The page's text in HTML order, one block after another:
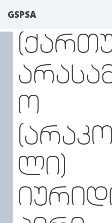
GSPSA
Ო
ᲚᲘ)